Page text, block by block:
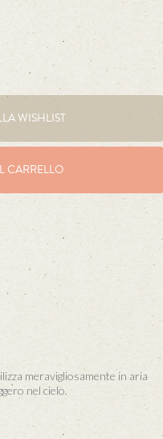
WISHLIST
CARRELLO
meravigliosamente in aria
nel cielo.